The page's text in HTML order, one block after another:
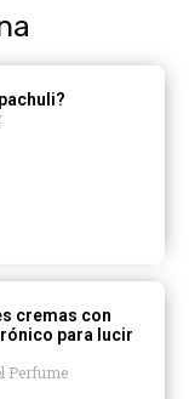
cremas con
para lucir
Perfume